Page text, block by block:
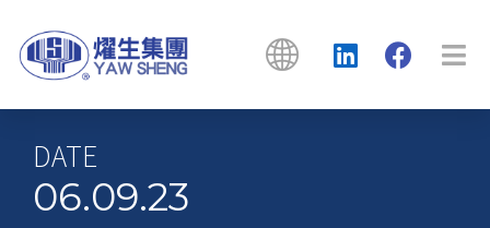
DATE
06.09.23